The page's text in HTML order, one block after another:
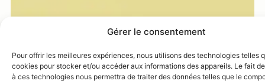
Gérer le consentement
Pour offrir les meilleures expériences, nous utilisons des technologies telles
cookies pour stocker et/ou accéder aux informations des appareils. Le fait
à ces technologies nous permettra de traiter des données telles que le